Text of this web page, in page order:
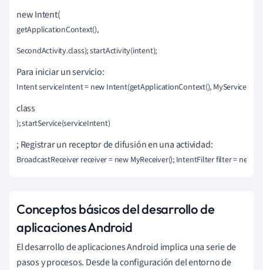
new Intent(
getApplicationContext(),
SecondActivity.class); startActivity(intent);
Para iniciar un servicio:
Intent serviceIntent = new Intent(getApplicationContext(), MyService.
class
); startService(serviceIntent)
; Registrar un receptor de difusión en una actividad:
BroadcastReceiver receiver = new MyReceiver(); IntentFilter filter = new
Conceptos básicos del desarrollo de
aplicaciones Android
El desarrollo de aplicaciones Android implica una serie de
pasos y procesos. Desde la configuración del entorno de